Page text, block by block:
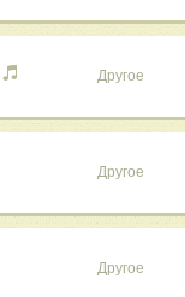
Другое
Другое
Другое